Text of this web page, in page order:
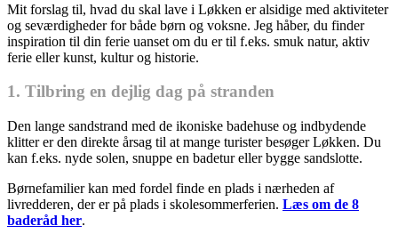
Mit forslag til, hvad du skal lave i Løkken er alsidige med aktiviteter
og seværdigheder for både børn og voksne. Jeg håber, du finder
inspiration til din ferie uanset om du er til f.eks. smuk natur, aktiv
ferie eller kunst, kultur og historie.
1. Tilbring en dejlig dag på stranden
Den lange sandstrand med de ikoniske badehuse og indbydende
klitter er den direkte årsag til at mange turister besøger Løkken. Du
kan f.eks. nyde solen, snuppe en badetur eller bygge sandslotte.
Børnefamilier kan med fordel finde en plads i nærheden af
livredderen, der er på plads i skolesommerferien. Læs om de 8
baderåd her.